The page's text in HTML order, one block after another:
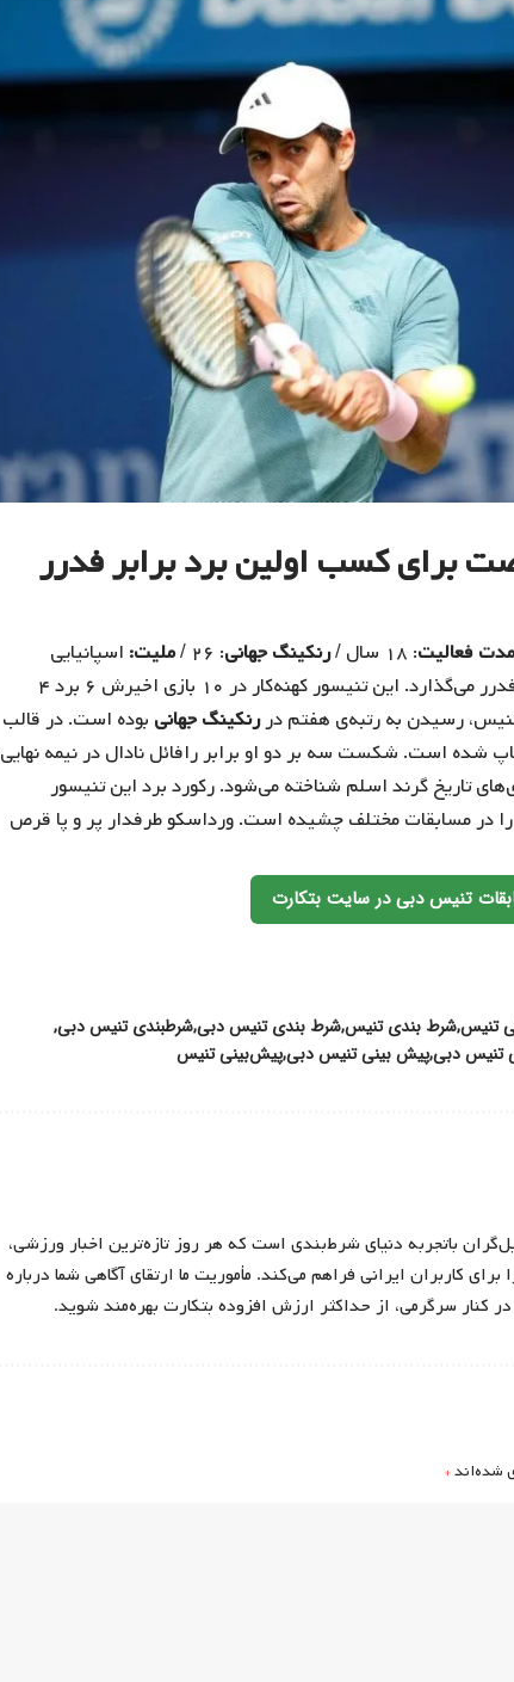
برای کسب اولین برد برابر فدرر
مدت فعالیت: ۱۸ سال / رنکینگ جهانی: ۲۶ / ملیت: اسپانیایی
با آمادگی نسبی پا به دیدار برابر فدرر می‌گذارد. این تنیسور کهنه‌کار در ۱۰ بازی اخیرش ۶ برد ۴
رسیدن به رتبه‌ی هفتم دررنکینگ جهانی بوده است. در قالب
شده است. شکست سه بر دو او برابر رافائل نادال در نیمه نهایی
بهترین بازی‌های تاریخ گرند اسلم شناخته می‌شود. رکورد برد این تنیسور
را در مسابقات مختلف چشیده است. ورداسکو طرفدار پر و پا قرص
تنیس دبی در سایت بتکارت
تنیسشرط بندی تنیسشرط بندی تنیس دبیشرطبندی تنیس دبی
تنیس دبیپیش‌ بینی تنیس دبیپیش‌بینی تنیس
باتجربه دنیای شرط‌بندی است که هر روز تازه‌ترین اخبار ورزشی،
کاربران ایرانی فراهم می‌کند. مأموریت ما ارتقای آگاهی شما درباره
کنار سرگرمی، از حداکثر ارزش افزوده بتکارت بهره‌مند شوید.
شده‌اند*